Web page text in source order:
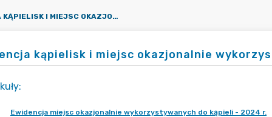
EWIDENCJA KĄPIELISK I MIEJSC OKAZJONALNIE WYKORZYSTANYCH DO KĄPIELI
kąpielisk i miejsc okazjonalnie
:
Ewidencja miejsc okazjonalnie wykorzystywanych do kąpieli - 2024 r.